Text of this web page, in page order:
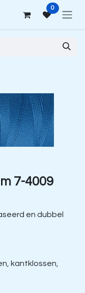
0
7-4009
en dubbel
kantklossen,